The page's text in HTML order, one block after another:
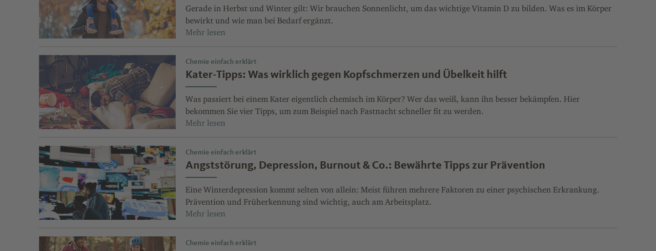
Gerade in Herbst und Winter gilt: Wir brauchen Sonnenlicht, um das wichtige Vitamin D zu bilden. Was es im Körper
bewirkt und wie man bei Bedarf ergänzt.
Chemie einfach erklärt
Kater-Tipps: Was wirklich gegen Kopfschmerzen und Übelkeit hilft
Was passiert bei einem Kater eigentlich chemisch im Körper? Wer das weiß, kann ihn besser bekämpfen. Hier
bekommen Sie vier Tipps, um zum Beispiel nach Fastnacht schneller fit zu werden.
Chemie einfach erklärt
Angststörung, Depression, Burnout & Co.: Bewährte Tipps zur Prävention
Eine Winterdepression kommt selten von allein: Meist führen mehrere Faktoren zu einer psychischen Erkrankung.
Prävention und Früherkennung sind wichtig, auch am Arbeitsplatz.
Chemie einfach erklärt